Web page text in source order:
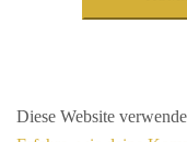
Diese Website